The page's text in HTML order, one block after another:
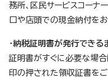
務所、区民サービスコーナ
口や店頭での現金納付をお
・納税証明書が発行できる
証明書がすぐに必要な場合
印の押された領収証書をご